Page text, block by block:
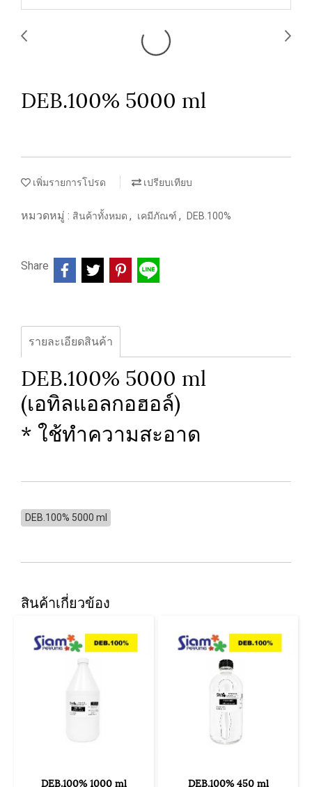
DEB.100% 5000 ml
เพิ่มรายการโปรด เปรียบเทียบ
หมวดหมู่ : สินค้าทั้งหมด , เคมีภัณฑ์ , DEB.100%
Share
รายละเอียดสินค้า
DEB.100% 5000 ml
(เอทิลแอลกอฮอล์)
* ใช้ทำความสะอาด
DEB.100% 5000 ml
สินค้าเกี่ยวข้อง
DEB.100% 1000 ml DEB.100% 450 ml